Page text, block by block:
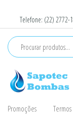
conteúdo
Telefone: (22) 2772-
Promoções